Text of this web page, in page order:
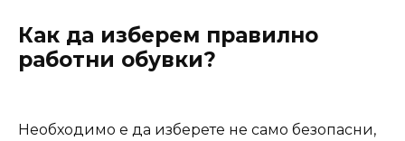
Как да изберем правилно
работни обувки?
Необходимо е да изберете не само безопасни,